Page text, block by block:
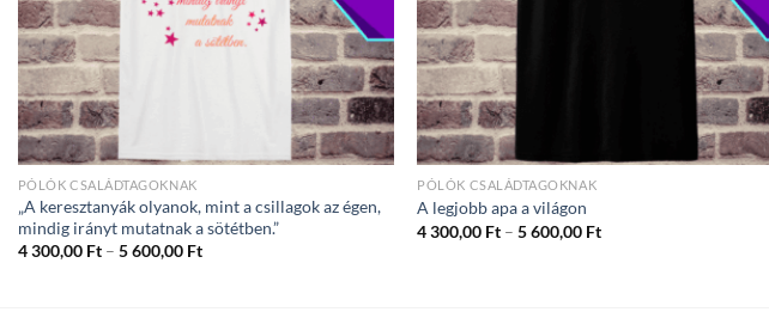
PÓLÓK CSALÁDTAGOKNAK
„A keresztanyák olyanok, mint a csillagok az égen,
mindig irányt mutatnak a sötétben.”
4 300,00 Ft – 5 600,00 FtÁrtartomány:
PÓLÓK CSALÁDTAGOKNAK
A legjobb apa a világon
4 300,00 Ft – 5 600,00 FtÁrtartomány: